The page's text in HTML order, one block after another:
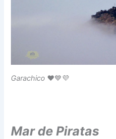
Garachico ❤️💙💜
Mar de Piratas